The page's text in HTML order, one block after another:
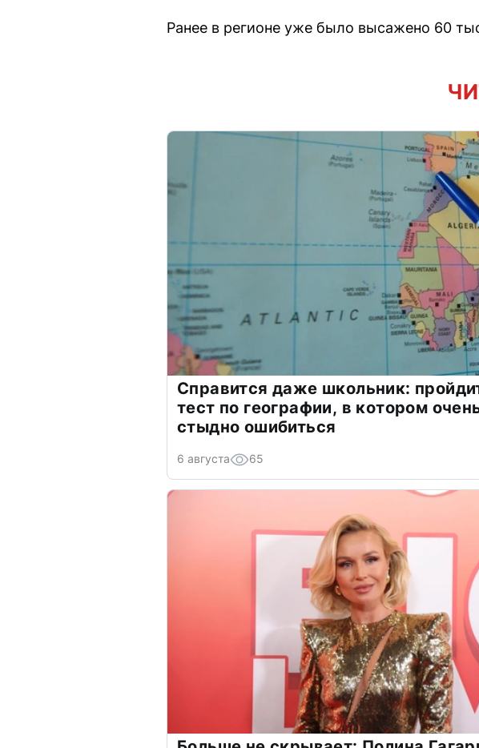
Ранее в регионе уже было высажено 60
Справится даже школьник:
тест по географии, в котором
стыдно ошибиться
6 августа 65